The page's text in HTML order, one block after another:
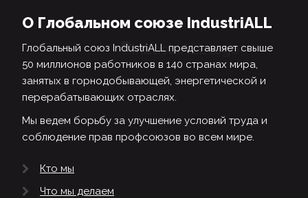
О Глобальном союзе IndustriALL
Глобальный союз IndustriALL представляет свыше
50 миллионов работников в 140 странах мира,
занятых в горнодобывающей, энергетической и
перерабатывающих отраслях.
Мы ведем борьбу за улучшение условий труда и
соблюдение прав профсоюзов во всем мире.
Кто мы
Что мы делаем